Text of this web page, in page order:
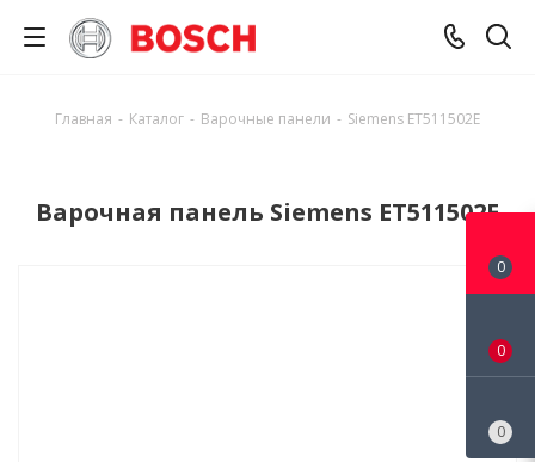
Главная - Каталог - Варочные панели - Siemens ET511502E
Варочная панель Siemens ET511502E
0
0
0